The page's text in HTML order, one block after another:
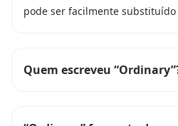
pode ser facilmente
Quem escreveu